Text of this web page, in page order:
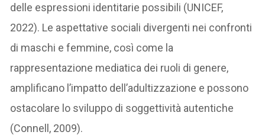
delle espressioni identitarie possibili (UNICEF,
2022). Le aspettative sociali divergenti nei confronti
di maschi e femmine, così come la
rappresentazione mediatica dei ruoli di genere,
amplificano l’impatto dell’adultizzazione e possono
ostacolare lo sviluppo di soggettività autentiche
(Connell, 2009).